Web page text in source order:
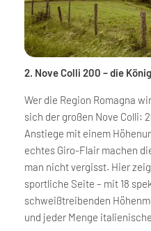
2. Nove Colli 200 – die
Wer die Region Romagna
sich der großen Nove Colli:
Anstiege mit einem
echtes Giro-Flair machen
man nicht vergisst. Hier
sportliche Seite – mit 18
schweißtreibenden
und jeder Menge